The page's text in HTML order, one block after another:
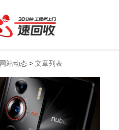
网站动态 > 文章列表